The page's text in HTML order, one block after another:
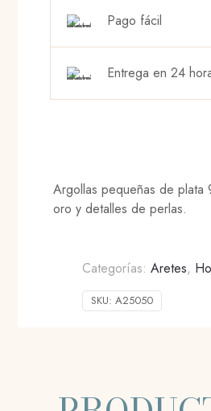
Pago fácil
Entrega en 24
Argollas pequeñas de plata
oro y detalles de perlas.
Categorías:Aretes,
SKU:A25050